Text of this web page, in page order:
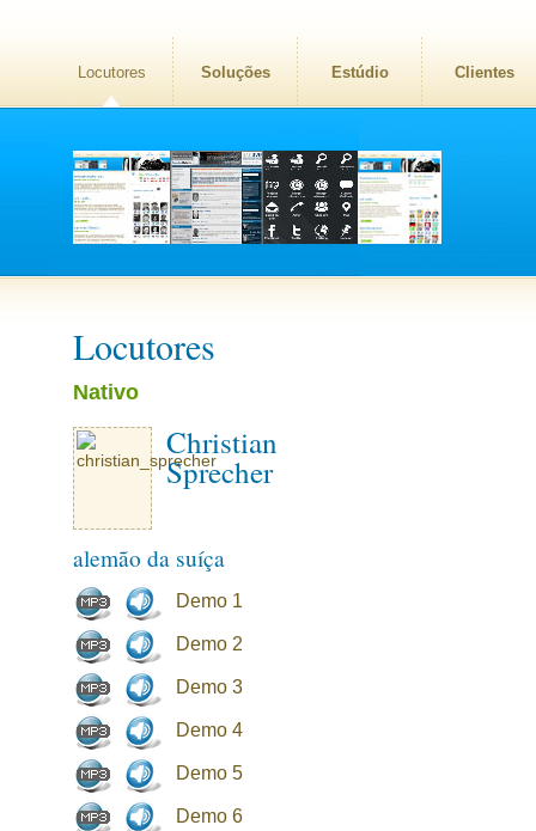
Locutores Soluções Estúdio Clientes
Locutores
Nativo
Christian
Sprecher
alemão da suíça
Demo 1
Demo 2
Demo 3
Demo 4
Demo 5
Demo 6